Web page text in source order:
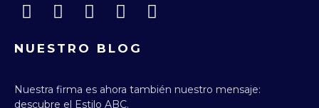
NUESTRO BLOG
Nuestra firma es ahora también nuestro mensaje:
descubre el Estilo ABC.